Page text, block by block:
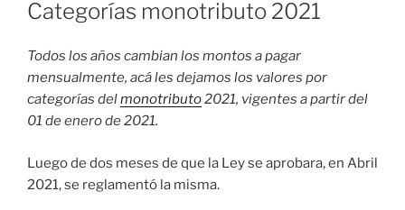
Categorías monotributo 2021
Todos los años cambian los montos a pagar
mensualmente, acá les dejamos los valores por
categorías delmonotributo2021, vigentes a partir del
01 de enero de 2021.
Luego de dos meses de que la Ley se aprobara, en Abril
2021, se reglamentó la misma.